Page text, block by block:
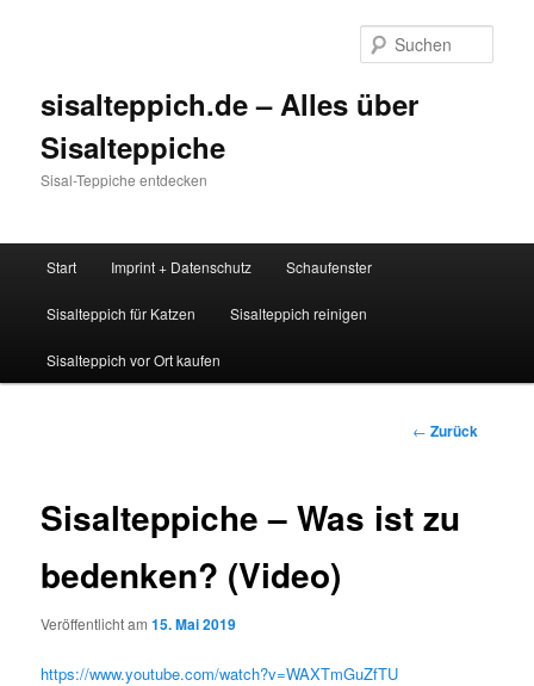
sisalteppich.de – Alles über
Sisalteppiche
Sisal-Teppiche entdecken
Start Imprint + Datenschutz Schaufenster
Sisalteppich für Katzen Sisalteppich reinigen
Sisalteppich vor Ort kaufen
Beitrags-
← Zurück
Sisalteppiche – Was ist zu
bedenken? (Video)
Veröffentlicht am15. Mai 2019
https://www.youtube.com/watch?v=WAXTmGuZfTU